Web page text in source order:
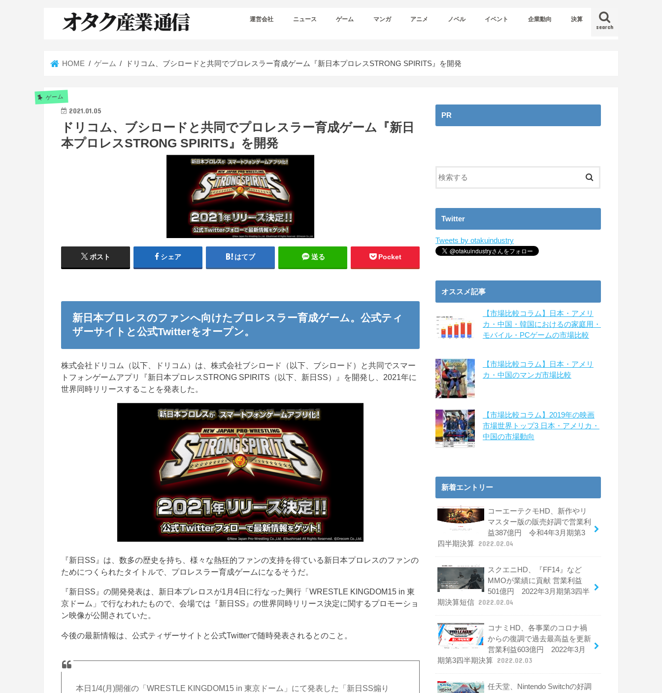
search
運営会社 ニュース ゲーム マンガ アニメ ノベル イベント 企業動向 決算
HOME ゲーム ドリコム、ブシロードと共同でプロレスラー育成ゲーム『新日本プロレスSTRONG SPIRITS』を開発
ゲーム
2021.01.05
ドリコム、ブシロードと共同でプロレスラー育成ゲーム『新日
本プロレスSTRONG SPIRITS』を開発
ポスト シェア はてブ 送る Pocket
新日本プロレスのファンへ向けたプロレスラー育成ゲーム。公式ティ
ザーサイトと公式Twitterをオープン。
株式会社ドリコム（以下、ドリコム）は、株式会社ブシロード（以下、ブシロード）と共同でスマー
トフォンゲームアプリ『新日本プロレスSTRONG SPIRITS（以下、新日SS）』を開発し、2021年に
世界同時リリースすることを発表した。
『新日SS』は、数多の歴史を持ち、様々な熱狂的ファンの支持を得ている新日本プロレスのファンの
ためにつくられたタイトルで、プロレスラー育成ゲームになるそうだ。
『新日SS』の開発発表は、新日本プレロスが1月4日に行なった興行「WRESTLE KINGDOM15 in 東
京ドーム」で行なわれたもので、会場では『新日SS』の世界同時リリース決定に関するプロモーショ
ン映像が公開されていた。
今後の最新情報は、公式ティザーサイトと公式Twitterで随時発表されるとのこと。
本日1/4(月)開催の「WRESTLE KINGDOM15 in 東京ドーム」にて発表した「新日SS煽り
PR
Twitter
Tweets by otakuindustry
オススメ記事
【市場比較コラム】日本・アメリ
カ・中国・韓国におけるの家庭用・
モバイル・PCゲームの市場比較
【市場比較コラム】日本・アメリ
カ・中国のマンガ市場比較
【市場比較コラム】2019年の映画
市場世界トップ3 日本・アメリカ・
中国の市場動向
新着エントリー
コーエーテクモHD、新作やリ
マスター版の販売好調で営業利
益387億円 令和4年3月期第3
四半期決算 2022.02.04
スクエニHD、『FF14』など
MMOが業績に貢献 営業利益
501億円 2022年3月期第3四半
期決算短信 2022.02.04
コナミHD、各事業のコロナ禍
からの復調で過去最高益を更新
営業利益603億円 2022年3月
期第3四半期決算 2022.02.03
任天堂、Nintendo Switchの好調